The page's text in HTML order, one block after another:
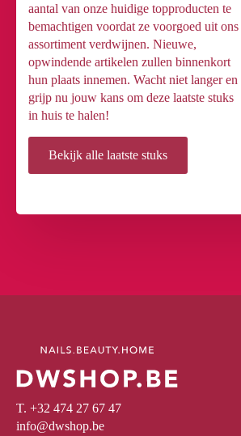
aantal van onze huidige topproducten te
bemachtigen voordat ze voorgoed uit ons
assortiment verdwijnen. Nieuwe,
opwindende artikelen zullen binnenkort
hun plaats innemen. Wacht niet langer en
grijp nu jouw kans om deze laatste stuks
in huis te halen!
Bekijk alle laatste stuks
T. +32 474 27 67 47
info@dwshop.be